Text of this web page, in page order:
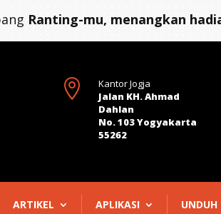
Ranting-mu, menangkan

Kantor Jogja
Jalan KH. Ahmad
Dahlan
No. 103 Yogyakarta
55262
ARTIKEL APLIKASI UNDUH